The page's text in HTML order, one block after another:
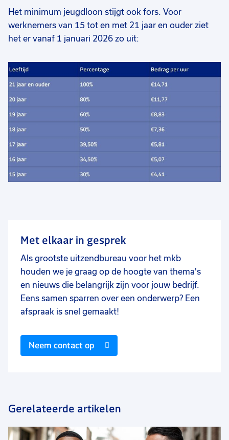
Het minimum jeugdloon stijgt ook fors. Voor
werknemers van 15 tot en met 21 jaar en ouder ziet
het er vanaf 1 januari 2026 zo uit:
Met elkaar in gesprek
Als grootste uitzendbureau voor het mkb
houden we je graag op de hoogte van thema's
en nieuws die belangrijk zijn voor jouw bedrijf.
Eens samen sparren over een onderwerp? Een
afspraak is snel gemaakt!
Neem contact op
Gerelateerde artikelen